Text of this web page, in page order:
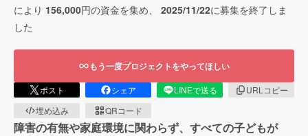
により 156,000円の資金を集め、 2025/11/22に募集を終了しま
した
もう一度プロジェクトをやってほしい
ポスト シェア LINEで送る
URLコピー
埋め込み
QRコード
障害の有無や家庭環境に関わらず、すべての子どもが